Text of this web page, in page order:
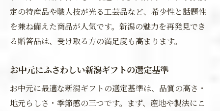
定の特産品や職人技が光る工芸品など、希少性と話題性
を兼ね備えた商品が人気です。新潟の魅力を再発見でき
る贈答品は、受け取る方の満足度も高まります。
お中元にふさわしい新潟ギフトの選定基準
お中元に最適な新潟ギフトの選定基準は、品質の高さ・
地元らしさ・季節感の三つです。まず、産地や製法にこ